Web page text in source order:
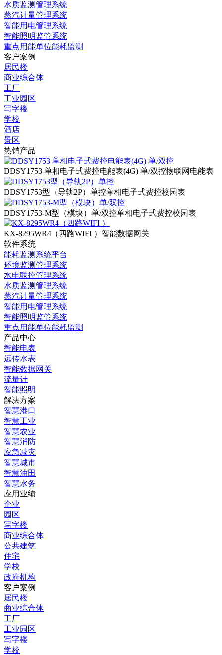
水质监测管理系统
蒸汽计量管理系统
智能用电管理系统
智能照明监管系统
重点用能单位能耗监测
客户案例
居民楼
商业综合体
工厂
工业园区
写字楼
学校
酒店
景区
热销产品
DDSY1753 单相电子式费控电能表(4G) 单/双控物联网电能表
DDSY1753型（导轨2P）单控单相电子式费控校园表
DDSY1753-M型（模块）单/双控单相电子式费控校园表
KX-8295WR4（四路WIFI ） 智能数据网关
软件系统
能耗监测系统平台
环境监测管理系统
水电联控管理系统
水质监测管理系统
蒸汽计量管理系统
智能用电管理系统
智能照明监管系统
重点用能单位能耗监测
产品中心
智能电表
远传水表
智能数据网关
流量计
智能照明
解决方案
智慧港口
智慧工业
智慧农业
智慧消防
应急减灾
智慧城市
智慧油田
智慧水务
应用业绩
企业
园区
写字楼
商业综合体
公共建筑
住宅
学校
政府机构
客户案例
居民楼
商业综合体
工厂
工业园区
写字楼
学校